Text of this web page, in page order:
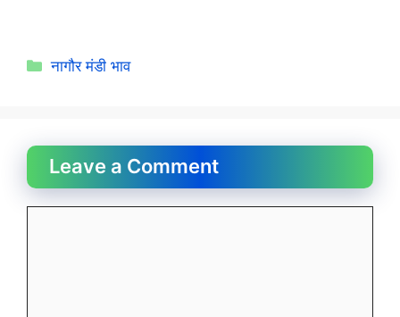
Categories
नागौर मंडी भाव
Leave a Comment